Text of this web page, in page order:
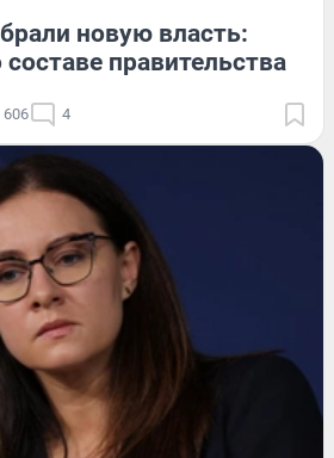
новую власть:
правительства
606 4